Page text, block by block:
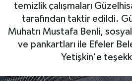
temizlik çalışmaları
tarafından taktir edildi.
Muhatrı Mustafa Benli,
ve pankartları ile Efeler
Yetişkin'e
DÜNYA